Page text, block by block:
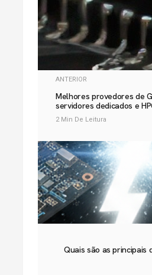
ANTERIOR
Melhores provedores de
servidores dedicados e
2 Min De Leitura
Quais são as principais